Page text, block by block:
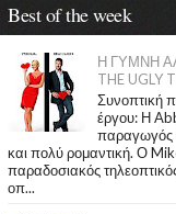
Best of the week
Η ΓΥΜΝΗ
THE UGLY
Συνοπτική
έργου: Η
και πολύ ρομαντική. Ο
παραδοσιακός
οπ...